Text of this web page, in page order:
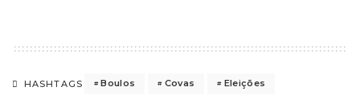
HASHTAGS Boulos Covas Eleições